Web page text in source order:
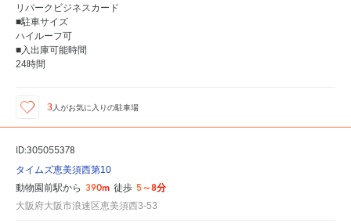
リパークビジネスカード
■駐車サイズ
ハイルーフ可
■入出庫可能時間
24時間
3 人がお気に入りの駐車場
ID:305055378
タイムズ恵美須西第10
動物園前駅から 390m 徒歩 5～8分
大阪府大阪市浪速区恵美須西3-53